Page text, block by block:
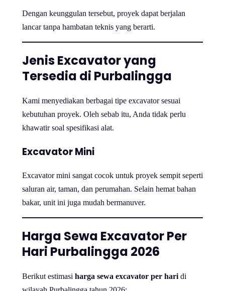
Dengan keunggulan tersebut, proyek dapat berjalan
lancar tanpa hambatan teknis yang berarti.
Jenis Excavator yang
Tersedia di Purbalingga
Kami menyediakan berbagai tipe excavator sesuai
kebutuhan proyek. Oleh sebab itu, Anda tidak perlu
khawatir soal spesifikasi alat.
Excavator Mini
Excavator mini sangat cocok untuk proyek sempit seperti
saluran air, taman, dan perumahan. Selain hemat bahan
bakar, unit ini juga mudah bermanuver.
Harga Sewa Excavator Per
Hari Purbalingga 2026
Berikut estimasi harga sewa excavator per hari di